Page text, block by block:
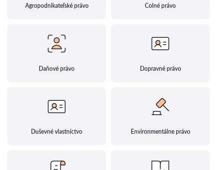
Agropodnikateľské právo Colné právo
Daňové právo Dopravné právo
Duševné vlastníctvo Environmentálne právo